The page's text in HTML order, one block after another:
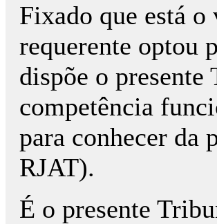
Fixado que está o
requerente optou
dispõe o
competência
para conhecer da
RJAT).
É o presente